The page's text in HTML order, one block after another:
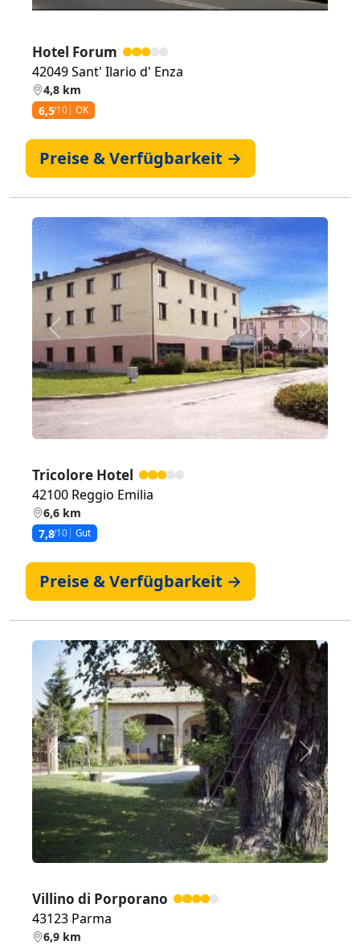
Hotel Forum
42049 Sant' Ilario d' Enza
4,8 km
6,5/10 OK
Preise & Verfügbarkeit →
Zurück Weiter
Tricolore Hotel
42100 Reggio Emilia
6,6 km
7,8/10 Gut
Preise & Verfügbarkeit →
Zurück Weiter
Villino di Porporano
43123 Parma
6,9 km